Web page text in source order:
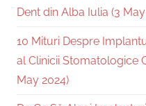
Dent din Alba Iulia (3
10 Mituri Despre
al Clinicii Stomatologice
May 2024)